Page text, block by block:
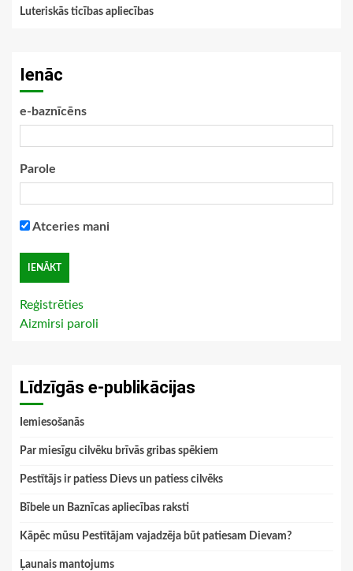
Luteriskās ticības apliecības
Ienāc
e-baznīcēns
Parole
Atceries mani
Reģistrēties
Aizmirsi paroli
Līdzīgās e-publikācijas
Iemiesošanās
Par miesīgu cilvēku brīvās gribas spēkiem
Pestītājs ir patiess Dievs un patiess cilvēks
Bībele un Baznīcas apliecības raksti
Kāpēc mūsu Pestītājam vajadzēja būt patiesam Dievam?
Ļaunais mantojums